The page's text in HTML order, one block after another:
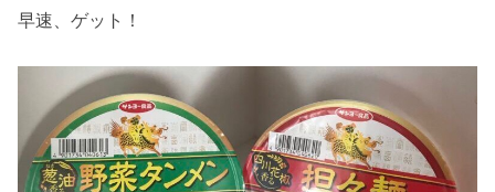
早速、ゲット！